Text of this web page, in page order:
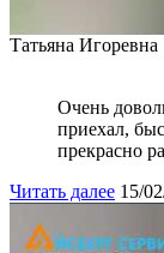
Татьяна Игоревна
Очень
приехал,
прекрасно
Читать далее 15/